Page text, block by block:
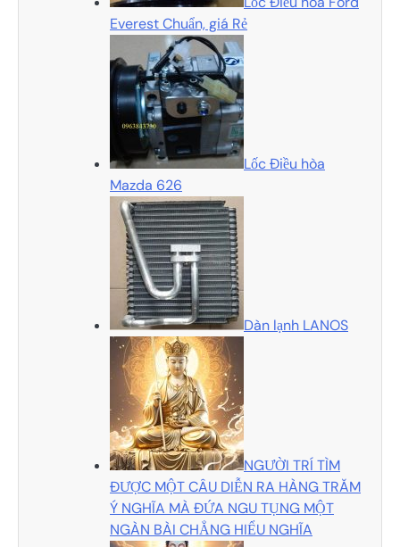
Everest Chuẩn, giá Rẻ
Lốc Điều hòa
Mazda 626
Dàn lạnh LANOS
NGƯỜI TRÍ TÌM
ĐƯỢC MỘT CÂU DIỄN RA HÀNG TRĂM
Ý NGHĨA MÀ ĐỨA NGU TỤNG MỘT
NGÀN BÀI CHẲNG HIỂU NGHĨA